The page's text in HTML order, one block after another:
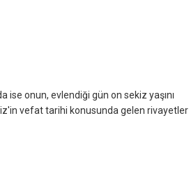
ise onun, evlendiği gün on sekiz yaşını
vefat tarihi konusunda gelen rivayetler